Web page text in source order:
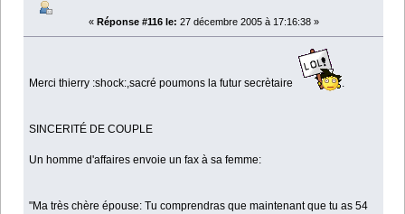
« Réponse #116 le: 27 décembre 2005 à 17:16:38 »
Merci thierry :shock:,sacré poumons la futur secrètaire .
SINCERITÉ DE COUPLE
Un homme d'affaires envoie un fax à sa femme:
"Ma très chère épouse: Tu comprendras que maintenant que tu as 54